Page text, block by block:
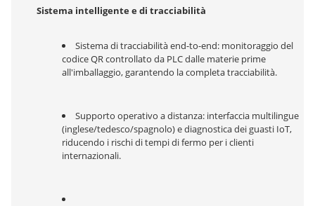
Sistema intelligente e di tracciabilità
Sistema di tracciabilità end-to-end: monitoraggio del
codice QR controllato da PLC dalle materie prime
all'imballaggio, garantendo la completa tracciabilità.
Supporto operativo a distanza: interfaccia multilingue
(inglese/tedesco/spagnolo) e diagnostica dei guasti IoT,
riducendo i rischi di tempi di fermo per i clienti
internazionali.